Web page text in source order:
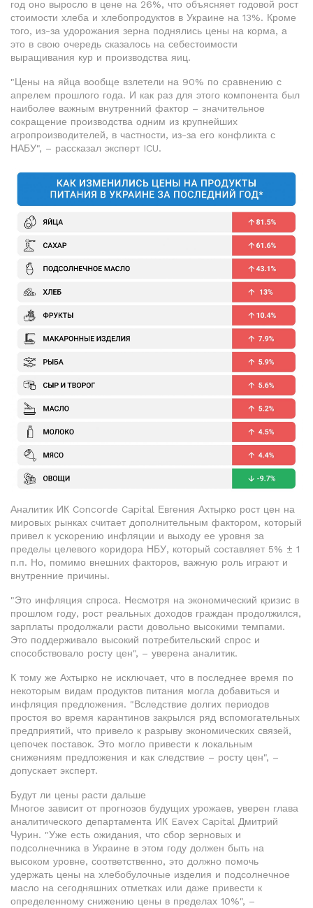
год оно выросло в цене на 26%, что объясняет годовой рост
стоимости хлеба и хлебопродуктов в Украине на 13%. Кроме
того, из-за удорожания зерна поднялись цены на корма, а
это в свою очередь сказалось на себестоимости
выращивания кур и производства яиц.
"Цены на яйца вообще взлетели на 90% по сравнению с
апрелем прошлого года. И как раз для этого компонента был
наиболее важным внутренний фактор – значительное
сокращение производства одним из крупнейших
агропроизводителей, в частности, из-за его конфликта с
НАБУ", – рассказал эксперт ICU.
Аналитик ИК Concorde Capital Евгения Ахтырко рост цен на
мировых рынках считает дополнительным фактором, который
привел к ускорению инфляции и выходу ее уровня за
пределы целевого коридора НБУ, который составляет 5% ± 1
п.п. Но, помимо внешних факторов, важную роль играют и
внутренние причины.
"Это инфляция спроса. Несмотря на экономический кризис в
прошлом году, рост реальных доходов граждан продолжился,
зарплаты продолжали расти довольно высокими темпами.
Это поддерживало высокий потребительский спрос и
способствовало росту цен", – уверена аналитик.
К тому же Ахтырко не исключает, что в последнее время по
некоторым видам продуктов питания могла добавиться и
инфляция предложения. "Вследствие долгих периодов
простоя во время карантинов закрылся ряд вспомогательных
предприятий, что привело к разрыву экономических связей,
цепочек поставок. Это могло привести к локальным
снижениям предложения и как следствие – росту цен", –
допускает эксперт.
Будут ли цены расти дальше
Многое зависит от прогнозов будущих урожаев, уверен глава
аналитического департамента ИК Eavex Capital Дмитрий
Чурин. "Уже есть ожидания, что сбор зерновых и
подсолнечника в Украине в этом году должен быть на
высоком уровне, соответственно, это должно помочь
удержать цены на хлебобулочные изделия и подсолнечное
масло на сегодняшних отметках или даже привести к
определенному снижению цены в пределах 10%", –